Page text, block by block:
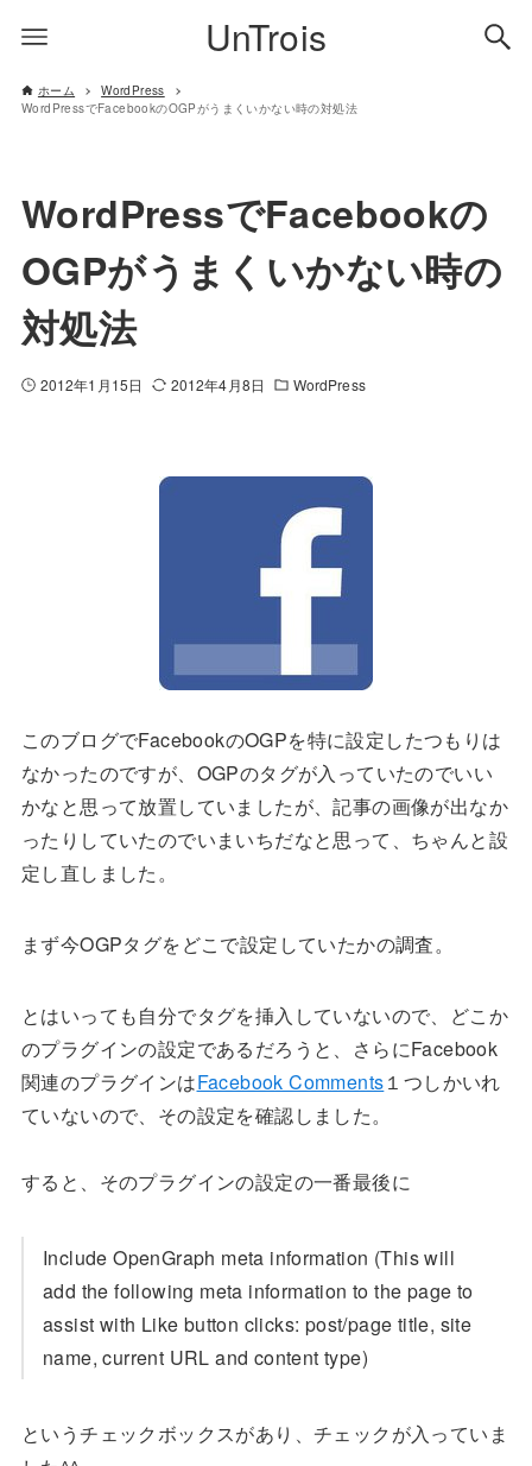
UnTrois
ホーム
WordPress
WordPressでFacebookのOGPがうまくいかない時の対処法
WordPressでFacebookの
OGPがうまくいかない時の
対処法
2012年1月15日 2012年4月8日 WordPress
このブログでFacebookのOGPを特に設定したつもりは
なかったのですが、OGPのタグが入っていたのでいい
かなと思って放置していましたが、記事の画像が出なか
ったりしていたのでいまいちだなと思って、ちゃんと設
定し直しました。
まず今OGPタグをどこで設定していたかの調査。
とはいっても自分でタグを挿入していないので、どこか
のプラグインの設定であるだろうと、さらにFacebook
関連のプラグインはFacebook Comments１つしかいれ
ていないので、その設定を確認しました。
すると、そのプラグインの設定の一番最後に
Include OpenGraph meta information (This will
add the following meta information to the page to
assist with Like button clicks: post/page title, site
name, current URL and content type)
というチェックボックスがあり、チェックが入っていま